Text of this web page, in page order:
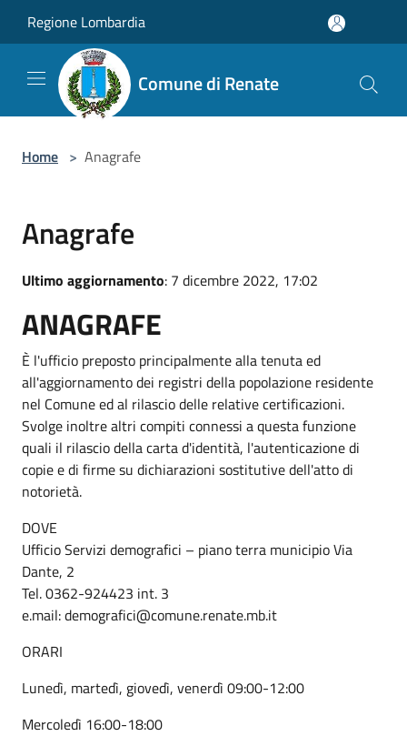
Regione Lombardia
Comune di Renate
Home > Anagrafe
Anagrafe
Ultimo aggiornamento: 7 dicembre 2022, 17:02
ANAGRAFE
È l'ufficio preposto principalmente alla tenuta ed
all'aggiornamento dei registri della popolazione residente
nel Comune ed al rilascio delle relative certificazioni.
Svolge inoltre altri compiti connessi a questa funzione
quali il rilascio della carta d'identità, l'autenticazione di
copie e di firme su dichiarazioni sostitutive dell'atto di
notorietà.
DOVE
Ufficio Servizi demografici – piano terra municipio Via
Dante, 2
Tel. 0362-924423 int. 3
e.mail: demografici@comune.renate.mb.it
ORARI
Lunedì, martedì, giovedì, venerdì 09:00-12:00
Mercoledì 16:00-18:00